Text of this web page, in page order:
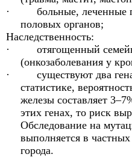
· больные, леченные
половых органов;
Наследственность:
· отягощенный
(онкозаболевания у
· существуют два
статистике,
железы составляет
этих генах, то риск
Обследование на
выполняется в
города.